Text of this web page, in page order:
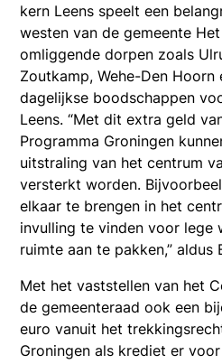
kern Leens speelt een
westen van de gemeente
omliggende dorpen zoals
Zoutkamp, Wehe-Den
dagelijkse boodschappen
Leens. “Met dit extra geld
Programma Groningen
uitstraling van het centrum
versterkt worden.
elkaar te brengen in het
invulling te vinden voor lege
ruimte aan te pakken,” aldus
Met het vaststellen van het
de gemeenteraad ook een
euro vanuit het
Groningen als krediet er